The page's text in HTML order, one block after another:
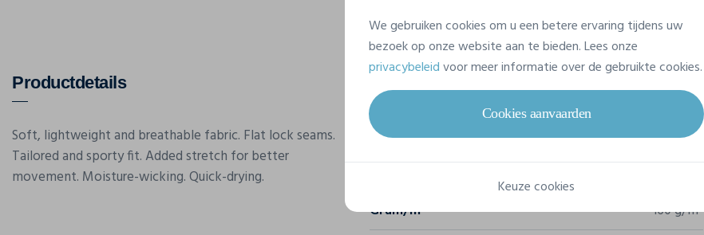
Productdetails
Soft, lightweight and breathable fabric. Flat lock seams.
Tailored and sporty fit. Added stretch for better
movement. Moisture-wicking. Quick-drying.
Merk
Tee Jays
Gram/m²
160 g/m²
We gebruiken cookies om u een betere ervaring tijdens uw
bezoek op onze website aan te bieden. Lees onze
privacybeleidvoor meer informatie over de gebruikte cookies.
Cookies aanvaarden
Keuze cookies